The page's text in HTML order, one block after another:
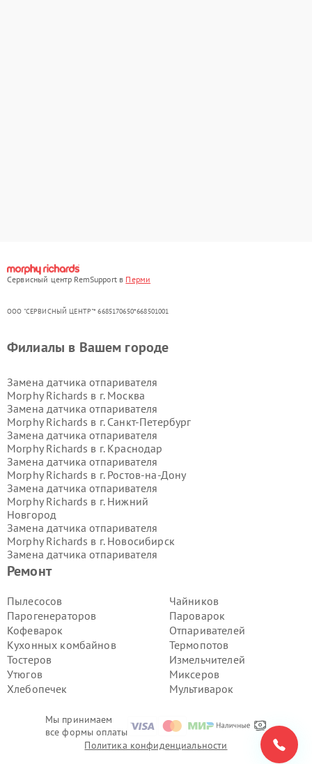
Сервисный центр RemSupport в Перми
ООО "СЕРВИСНЫЙ ЦЕНТР"* 6685170650*668501001
Мы принимаем
все формы оплаты
Ремонт
Пылесосов
Парогенераторов
Кофеварок
Кухонных комбайнов
Тостеров
Утюгов
Хлебопечек
Чайников
Пароварок
Отпаривателей
Термопотов
Измельчителей
Миксеров
Мультиварок
Филиалы в Вашем городе
Замена датчика отпаривателя
Morphy Richards в г. Москва
Замена датчика отпаривателя
Morphy Richards в г. Санкт-Петербург
Замена датчика отпаривателя
Morphy Richards в г. Краснодар
Замена датчика отпаривателя
Morphy Richards в г. Ростов-на-Дону
Замена датчика отпаривателя
Morphy Richards в г. Нижний
Новгород
Замена датчика отпаривателя
Morphy Richards в г. Новосибирск
Замена датчика отпаривателя
Morphy Richards в г.
Замена датчика отпаривателя
Замена датчика отпаривателя
Morphy Richards в г.
Замена датчика отпаривателя
Morphy Richards в г.Волгоград
Замена датчика отпаривателя
Morphy Richards в г.
Замена датчика отпаривателя
Замена датчика отпаривателя
Morphy Richards в г.Красноярск
Замена датчика отпаривателя
Morphy Richards в г.Ижевск
Политика конфиденциальности